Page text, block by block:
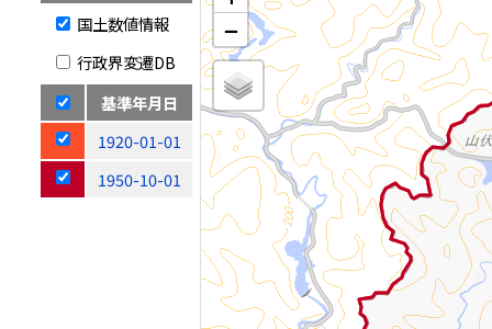
国土数値情報
行政界変遷DB
基準年月日
1920-01-01
1950-10-01
−